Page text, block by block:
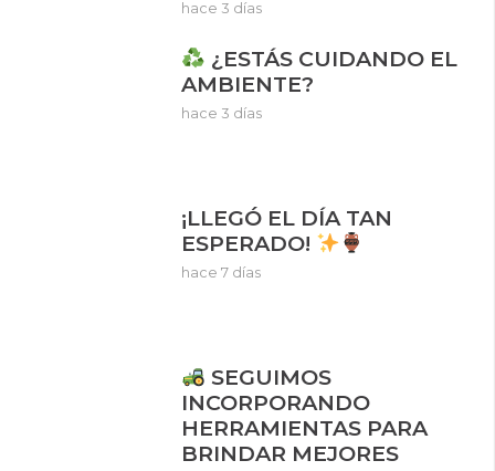
hace 3 días
¿ESTÁS CUIDANDO EL
AMBIENTE?
hace 3 días
¡LLEGÓ EL DÍA TAN
ESPERADO!
hace 7 días
SEGUIMOS
INCORPORANDO
HERRAMIENTAS PARA
BRINDAR MEJORES